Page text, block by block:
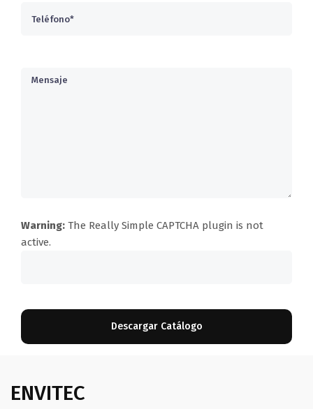
Warning: The Really Simple CAPTCHA plugin is not
active.
ENVITEC